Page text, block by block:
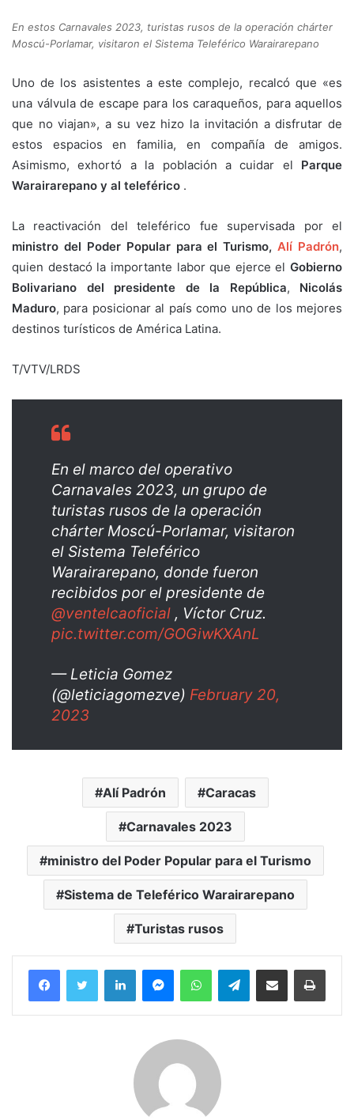
En estos Carnavales 2023, turistas rusos de la operación chárter
Moscú-Porlamar, visitaron el Sistema Teleférico Warairarepano
Uno de los asistentes a este complejo, recalcó que «es
una válvula de escape para los caraqueños, para aquellos
que no viajan», a su vez hizo la invitación a disfrutar de
estos espacios en familia, en compañía de amigos.
Asimismo, exhortó a la población a cuidar el Parque
Warairarepano y al teleférico .
La reactivación del teleférico fue supervisada por el
ministro del Poder Popular para el Turismo, Alí Padrón,
quien destacó la importante labor que ejerce el Gobierno
Bolivariano del presidente de la República, Nicolás
Maduro, para posicionar al país como uno de los mejores
destinos turísticos de América Latina.
T/VTV/LRDS
En el marco del operativo
Carnavales 2023, un grupo de
turistas rusos de la operación
chárter Moscú-Porlamar, visitaron
el Sistema Teleférico
Warairarepano, donde fueron
recibidos por el presidente de
@ventelcaoficial , Víctor Cruz.
pic.twitter.com/GOGiwKXAnL
— Leticia Gomez
(@leticiagomezve) February 20,
2023
Alí Padrón Caracas
Carnavales 2023
ministro del Poder Popular para el Turismo
Sistema de Teleférico Warairarepano
Turistas rusos
FacebookTwitter LinkedInMessengerWhatsAppTelegramCompartir por correo electrónico